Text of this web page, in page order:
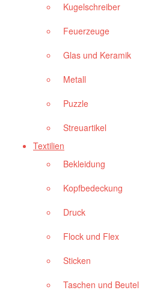
Kugelschreiber
Feuerzeuge
Glas und Keramik
Metall
Puzzle
Streuartikel
Textilien
Bekleidung
Kopfbedeckung
Druck
Flock und Flex
Sticken
Taschen und Beutel